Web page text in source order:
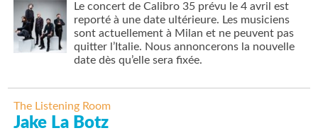
Le concert de Calibro 35 prévu le 4 avril est
reporté à une date ultérieure. Les musiciens
sont actuellement à Milan et ne peuvent pas
quitter l’Italie. Nous annoncerons la nouvelle
date dès qu’elle sera fixée.
The Listening Room
Jake La Botz